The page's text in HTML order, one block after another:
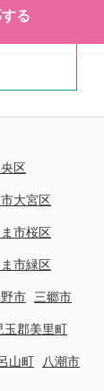
区
大宮区
市桜区
市緑区
市 三郷市
玉郡美里町
山町 八潮市